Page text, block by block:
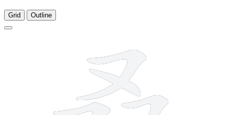
Grid Outline